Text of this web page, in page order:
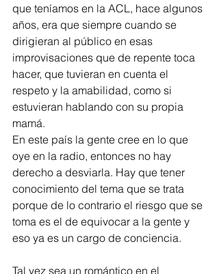
que teníamos en la ACL, hace algunos
años, era que siempre cuando se
dirigieran al público en esas
improvisaciones que de repente toca
hacer, que tuvieran en cuenta el
respeto y la amabilidad, como si
estuvieran hablando con su propia
mamá.
En este país la gente cree en lo que
oye en la radio, entonces no hay
derecho a desviarla. Hay que tener
conocimiento del tema que se trata
porque de lo contrario el riesgo que se
toma es el de equivocar a la gente y
eso ya es un cargo de conciencia.
Tal vez sea un romántico en el